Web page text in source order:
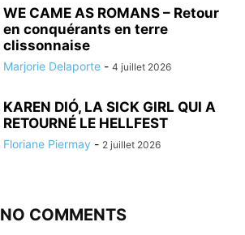
WE CAME AS ROMANS – Retour
en conquérants en terre
clissonnaise
Marjorie Delaporte - 4 juillet 2026
KAREN DIÓ, LA SICK GIRL QUI A
RETOURNÉ LE HELLFEST
Floriane Piermay - 2 juillet 2026
NO COMMENTS